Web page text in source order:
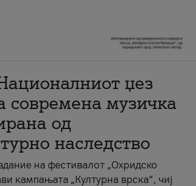
џез
современа музичка
од
наследство
на фестивалот „Охридско
кампањата „Културна врска“, чиј